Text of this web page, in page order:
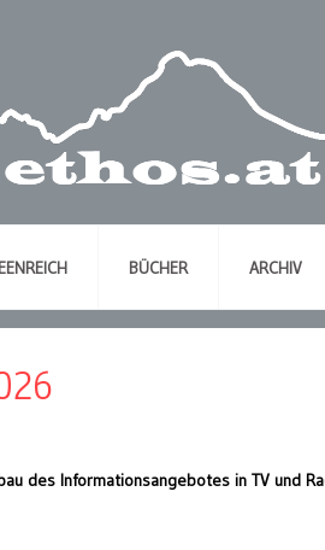
BÜCHER ARCHIV
des Informationsangebotes in TV und